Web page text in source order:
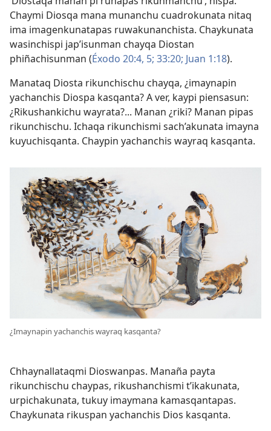
Chaymi Diosqa mana munanchu cuadrokunata nitaq
ima imagenkunatapas ruwakunanchista. Chaykunata
wasinchispi jap’isunman chayqa Diostan
phiñachisunman (Éxodo 20:4, 5; 33:20; Juan 1:18).
Manataq Diosta rikunchischu chayqa, ¿imaynapin
yachanchis Diospa kasqanta? A ver, kaypi piensasun:
¿Rikushankichu wayrata?... Manan ¿riki? Manan pipas
rikunchischu. Ichaqa rikunchismi sach’akunata imayna
kuyuchisqanta. Chaypin yachanchis wayraq kasqanta.
¿Imaynapin yachanchis wayraq kasqanta?
Chhaynallataqmi Dioswanpas. Manaña payta
rikunchischu chaypas, rikushanchismi t’ikakunata,
urpichakunata, tukuy imaymana kamasqantapas.
Chaykunata rikuspan yachanchis Dios kasqanta.